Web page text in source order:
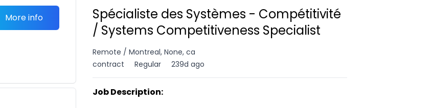
More info
Spécialiste des Systèmes - Compétitivité
/ Systems Competitiveness Specialist
Remote / Montreal, None, ca
contract
Regular 239d ago
Job Description: